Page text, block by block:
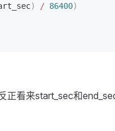
) / 86400)
正看来start_sec和